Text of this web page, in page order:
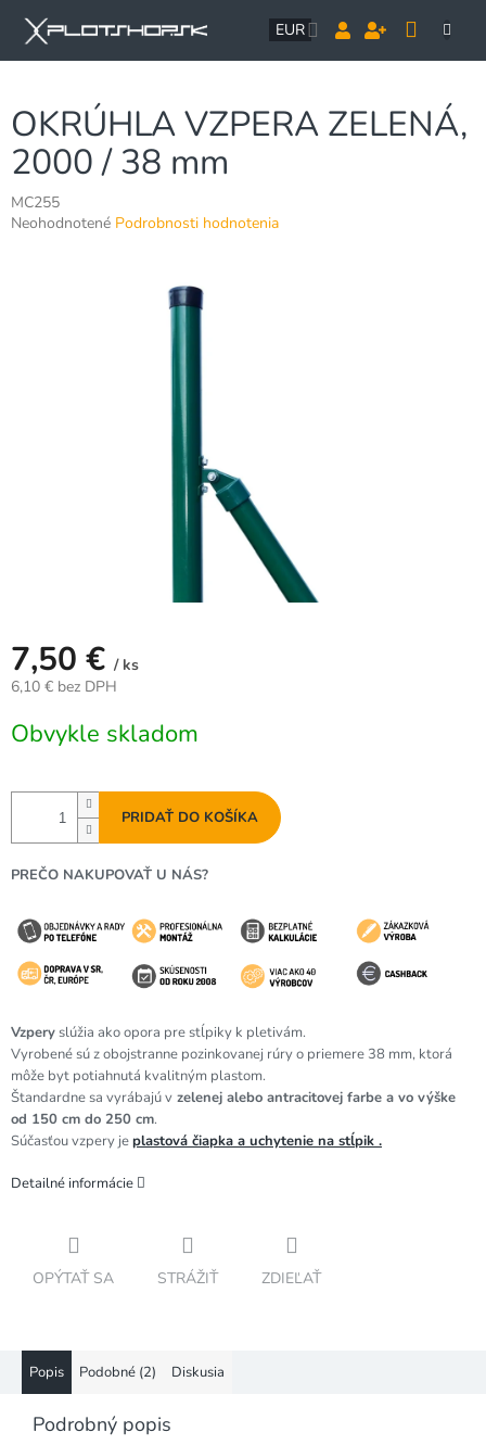
obsah
EUR
OKRÚHLA VZPERA ZELENÁ,
2000 / 38 mm
MC255
Priemerné
Neohodnotené Podrobnosti hodnotenia
7,50 € / ks
6,10 € bez DPH
cena:
Obvykle skladom
PRIDAŤ DO KOŠÍKA
PREČO NAKUPOVAŤ U NÁS?
Vzperyslúžia ako opora pre stĺpiky k pletivám.
Vyrobené sú z obojstranne pozinkovanej rúry o priemere 38 mm, ktorá
môže byt potiahnutá kvalitným plastom.
Štandardne sa vyrábajú v zelenej alebo antracitovej farbe a vo výške
od 150 cm do 250 cm.
Súčasťou vzpery jeplastová čiapka a uchytenie na stĺpik .
Detailné informácie
OPÝTAŤ SA STRÁŽIŤ ZDIEĽAŤ
Popis Podobné (2) Diskusia
Podrobný popis